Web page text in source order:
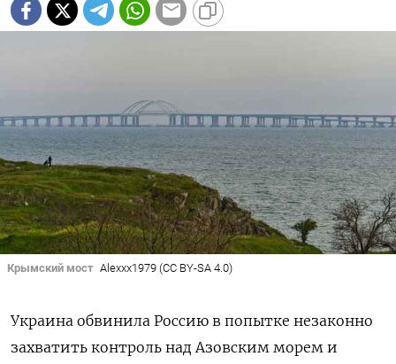
Крымский мост Alexxx1979 (CC BY-SA 4.0)
Украина обвинила Россию в попытке незаконно
захватить контроль над Азовским морем и